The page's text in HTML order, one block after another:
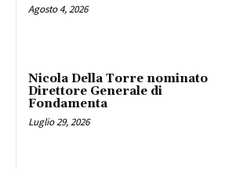
Agosto 4, 2026
Nicola Della Torre nominato
Direttore Generale di
Fondamenta
Luglio 29, 2026